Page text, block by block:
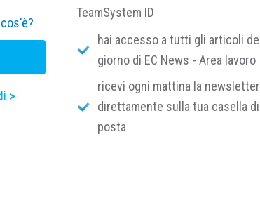
ti consiglia:
>
TeamSystem ID
hai accesso a tutti gli articoli del
giorno di EC News - Area lavoro
ricevi ogni mattina la newsletter
direttamente sulla tua casella di
posta